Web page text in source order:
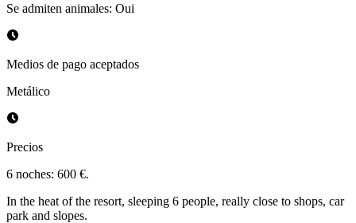
Se admiten animales: Oui
Medios de pago aceptados
Metálico
Precios
6 noches: 600 €.
In the heat of the resort, sleeping 6 people, really close to shops, car
park and slopes.